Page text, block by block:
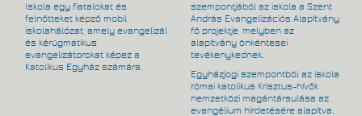
Iskola egy fiatalokat és
felnőtteket képző mobil
iskolahálózat, amely evangelizál
és kérügmatikus
evangelizátorokat képez a
Katolikus Egyház számára.
szempontjából az iskola a Szent
András Evangelizációs Alapítvány
fő projektje, melyben az
alapítvány önkéntesei
tevékenykednek.
Egyházjogi szempontból az iskola
római katolikus Krisztus-hívők
nemzetközi magántársulása az
evangélium hirdetésére alapítva.